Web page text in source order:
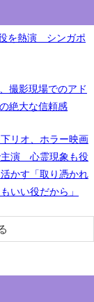
を熱演 シンガポ
撮影現場でのアド
絶大な信頼感
リオ、ホラー映画
主演 心霊現象も役
かす「取り憑かれ
いい役だから」